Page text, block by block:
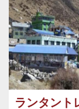
ランタント